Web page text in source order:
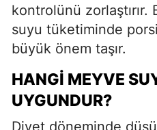
kontrolünü
suyu tüketiminde
büyük önem taşır.
HANGI MEYVE
UYGUNDUR?
Diyet döneminde